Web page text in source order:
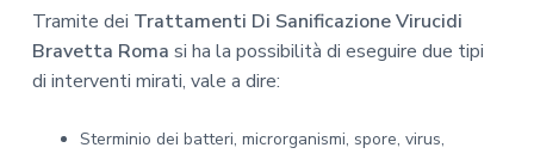
Tramite dei Trattamenti Di Sanificazione Virucidi
Bravetta Roma si ha la possibilità di eseguire due tipi
di interventi mirati, vale a dire:
Sterminio dei batteri, microrganismi, spore, virus,